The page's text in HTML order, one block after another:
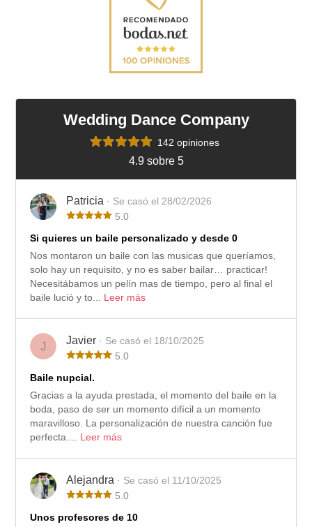
Wedding Dance Company
142 opiniones
4.9 sobre 5
Patricia · Se casó el 28/02/2026
5.0
Si quieres un baile personalizado y desde 0
Nos montaron un baile con las musicas que queríamos,
solo hay un requisito, y no es saber bailar… practicar!
Necesitábamos un pelín mas de tiempo, pero al final el
baile lució y to... Leer más
J Javier · Se casó el 18/10/2025
5.0
Baile nupcial.
Gracias a la ayuda prestada, el momento del baile en la
boda, paso de ser un momento difícil a un momento
maravilloso. La personalización de nuestra canción fue
perfecta.... Leer más
Alejandra · Se casó el 11/10/2025
5.0
Unos profesores de 10